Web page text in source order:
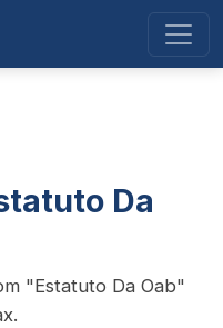
Da
"Estatuto Da Oab"